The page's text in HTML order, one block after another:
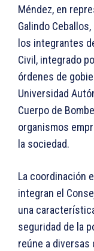
Méndez, en
Galindo
los integrantes
Civil, integrado
órdenes de
Universidad
Cuerpo de
organismos
la sociedad.
La coordinación
integran el
una
seguridad de la
reúne a diversas